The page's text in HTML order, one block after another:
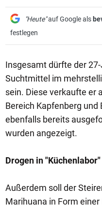
"Heute"auf Google als
festlegen
Insgesamt dürfte der
Suchtmittel im
sein. Diese verkaufte er
Bereich Kapfenberg und
ebenfalls bereits
wurden angezeigt.
Drogen in
Außerdem soll der
Marihuana in Form